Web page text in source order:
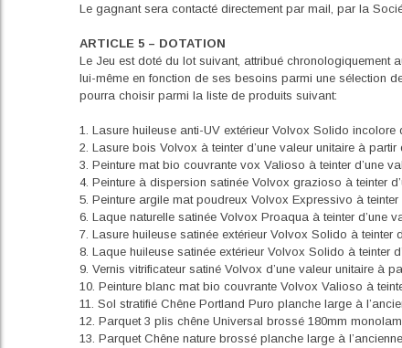
Le gagnant sera contacté directement par mail, par la
ARTICLE 5 – DOTATION
Le Jeu est doté du lot suivant, attribué chronologiquement
lui-même en fonction de ses besoins parmi une sélection
pourra choisir parmi la liste de produits suivant:
1. Lasure huileuse anti-UV extérieur Volvox Solido incolore
2. Lasure bois Volvox à teinter d’une valeur unitaire à partir
3. Peinture mat bio couvrante vox Valioso à teinter d’une
4. Peinture à dispersion satinée Volvox grazioso à teinter
5. Peinture argile mat poudreux Volvox Expressivo à
6. Laque naturelle satinée Volvox Proaqua à teinter d’une
7. Lasure huileuse satinée extérieur Volvox Solido à teinter
8. Laque huileuse satinée extérieur Volvox Solido à teinter
9. Vernis vitrificateur satiné Volvox d’une valeur unitaire à
10. Peinture blanc mat bio couvrante Volvox Valioso à
11. Sol stratifié Chêne Portland Puro planche large à
12. Parquet 3 plis chêne Universal brossé 180mm
13. Parquet Chêne nature brossé planche large à